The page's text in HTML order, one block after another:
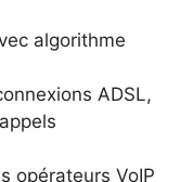
algorithme
ADSL,
opérateurs VoIP